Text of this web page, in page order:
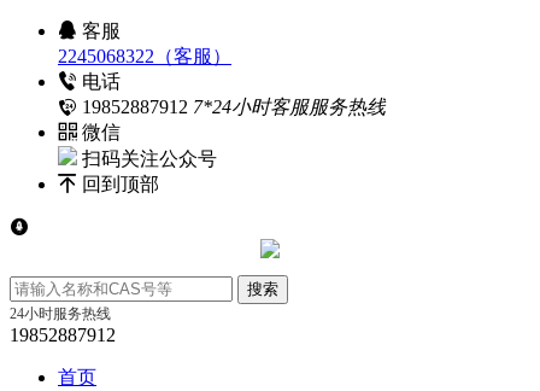
客服
2245068322（客服）
电话
19852887912 7*24小时客服服务热线
微信
扫码关注公众号
回到顶部
24小时服务热线
19852887912
首页